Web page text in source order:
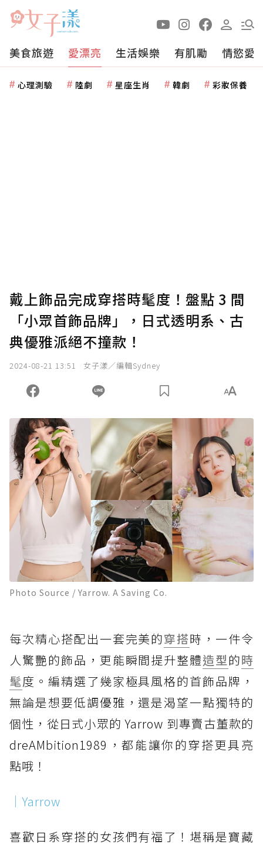
美食旅遊 愛漂亮 生活娛樂 有肌勵 情慾愛
心理測驗 陸劇 星座生肖 韓劇 彩妝保養
戴上飾品完成穿搭時髦度！盤點 3 間
「小眾首飾品牌」，日式透明系、古
典優雅派絕不撞款！
2024-08-21 13:51 女子漾／編輯Sydney
Photo Source / Yarrow. A Saving Co.
每次精心搭配出一套完美的穿搭時，一件令
人驚艷的飾品，更能瞬間提升整體造型的時
髦度。編精選了幾家極具風格的首飾品牌，
無論是想要低調優雅，還是渴望一點獨特的
個性，從日式小眾的 Yarrow 到專賣古董款的
dreAMbition1989，都能讓你的穿搭更具亮
點哦！
｜Yarrow
喜歡日系穿搭的女孩們有福了！堪稱是寶藏